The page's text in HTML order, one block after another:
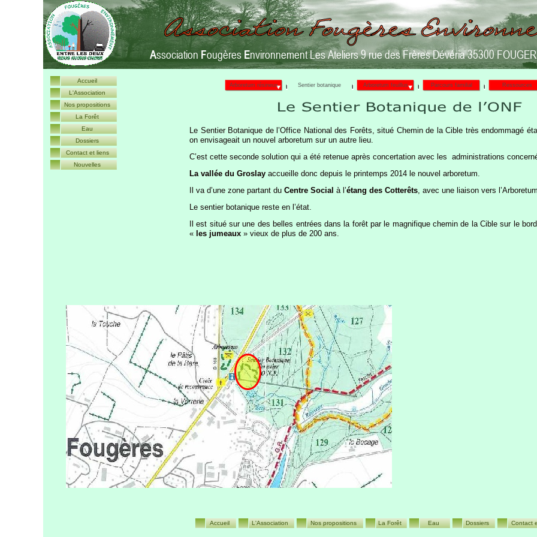
AssociationFougères Environnement Les Ateliers 9 rue des Frères Dévéria 35300
Accueil L'Association Nos propositions La Forêt Eau Dossiers Contact
Accueil
L'Association
Nos propositions
La Forêt
Eau
Dossiers
Contact et liens
Nouvelles
Le Sentier Botanique de l’Office National des Forêts, situé Chemin de la Cible très endommagé
on envisageait un nouvel arboretum sur un autre lieu.
C’est cette seconde solution qui a été retenue après concertation avec les administrations
La vallée du Groslay accueille donc depuis le printemps 2014 le nouvel arboretum.
Il va d’une zone partant du Centre Social à l’étang des Cotterêts, avec une liaison vers
Le sentier botanique reste en l’état.
Il est situé sur une des belles entrées dans la forêt par le magnifique chemin de la Cible sur le
« les jumeaux » vieux de plus de 200 ans.
Arboretum résineux Sentier botanique Arboretum feuillus Parcours familial Ressources